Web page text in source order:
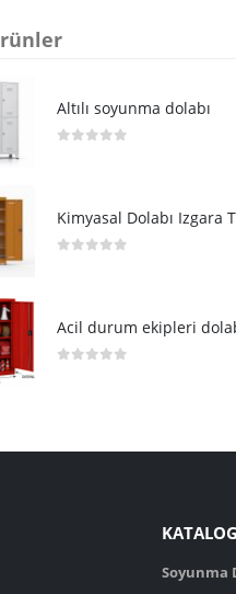
Altılı soyunma dolabı
Acil durum ekipleri
KATALOG
Soyunma